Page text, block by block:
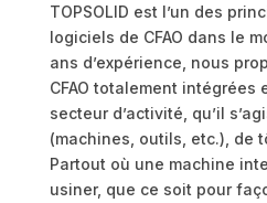
TOPSOLID est l’un des
logiciels de CFAO dans le
ans d’expérience, nous
CFAO totalement intégrées
secteur d’activité, qu’il
(machines, outils, etc.), de
Partout où une machine
usiner, que ce soit pour